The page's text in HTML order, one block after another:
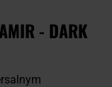
- DARK